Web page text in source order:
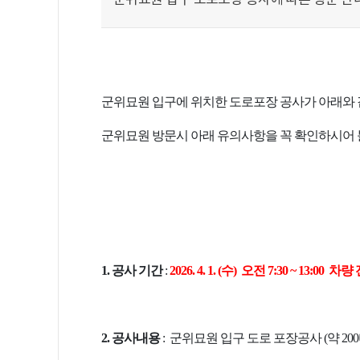
군위묘원 입구에 위치한 도로포장 공사가 아래
군위묘원 방문시 아래 유의사항을 꼭 확인하시
1. 공사 기간 :2026. 4. 1. (수) 오전 7:30 ~ 13:00 차
2. 공사내용 : 군위묘원 입구 도로 포장공사 (약